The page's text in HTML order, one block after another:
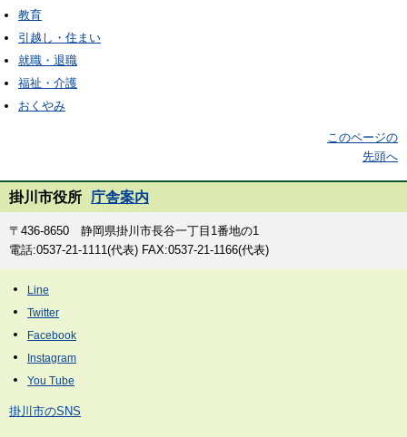
教育
引越し・住まい
就職・退職
福祉・介護
おくやみ
このページの
先頭へ
掛川市役所 庁舎案内
〒436-8650 静岡県掛川市長谷一丁目1番地の1
電話:0537-21-1111(代表) FAX:0537-21-1166(代表)
掛川市のSNS